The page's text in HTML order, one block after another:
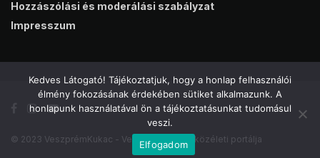
Hozzászólási és moderálási szabályzat
Impresszum
© 2023 VeszprémKukac - Veszprém online közéleti portálja
Kedves Látogató! Tájékoztatjuk, hogy a honlap felhasználói
élmény fokozásának érdekében sütiket alkalmazunk. A
honlapunk használatával ön a tájékoztatásunkat tudomásul
veszi.
Elfogadom